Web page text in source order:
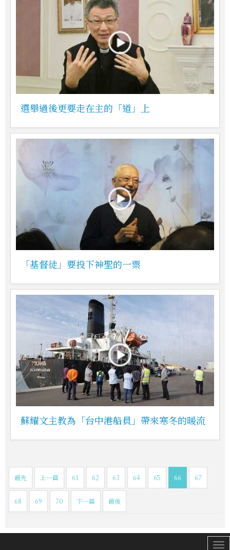
選舉過後更要走在主的「道」上
「基督徒」要投下神聖的一票
蘇耀文主教為「台中港船員」帶來寒冬的暖流
最先 上一篇 61 62 63 64 65 66 67
68 69 70 下一篇 最後